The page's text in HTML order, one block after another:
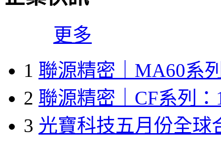
更多
1 聯源精密｜MA60系
2 聯源精密｜CF系列：
3 光寶科技五月份全球